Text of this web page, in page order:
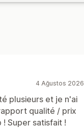
4 Ağustos 2026
plusieurs et je n'ai
qualité / prix
Super satisfait !